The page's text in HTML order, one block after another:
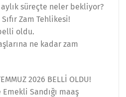
süreçte neler bekliyor?
Zam Tehlikesi!
oldu.
ne kadar zam
2026 BELLİ OLDU!
Emekli Sandığı maaş